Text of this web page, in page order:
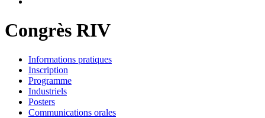
Congrès RIV
Informations pratiques
Inscription
Programme
Industriels
Posters
Communications orales